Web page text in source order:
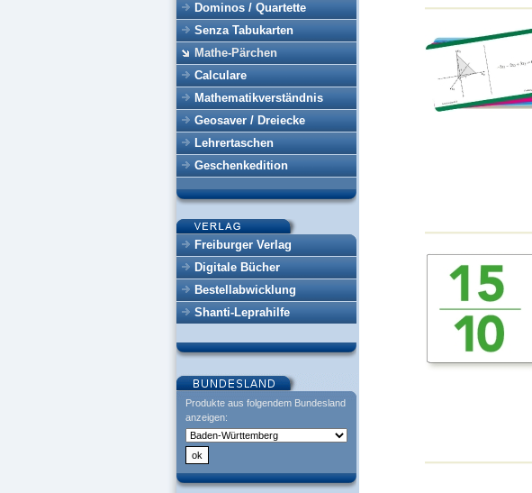
Dominos / Quartette
Senza Tabukarten
Mathe-Pärchen
Calculare
Mathematikverständnis
Geosaver / Dreiecke
Lehrertaschen
Geschenkedition
Freiburger Verlag
Digitale Bücher
Bestellabwicklung
Shanti-Leprahilfe
Produkte aus folgendem Bundesland
anzeigen: